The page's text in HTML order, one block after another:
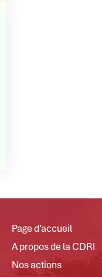
Page d’accueil
A propos de la CDRI
Nos actions